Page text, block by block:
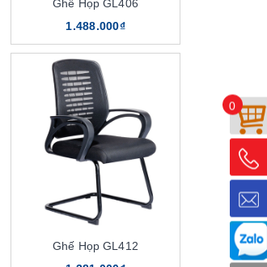
Ghế Họp GL406
1.488.000₫
Ghế Họp GL412
0